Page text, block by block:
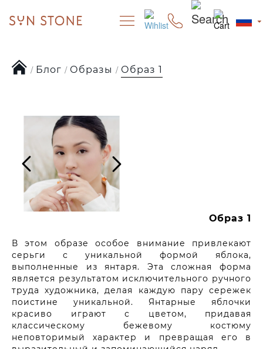
Блог Образы Образ 1
Образ 1
В этом образе особое внимание привлекают
серьги с уникальной формой яблока,
выполненные из янтаря. Эта сложная форма
является результатом исключительного ручного
труда художника, делая каждую пару сережек
поистине уникальной. Янтарные яблочки
красиво играют с цветом, придавая
классическому бежевому костюму
неповторимый характер и превращая его в